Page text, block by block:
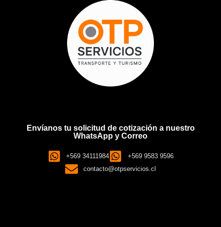
Envíanos tu solicitud de cotización a nuestro
WhatsApp y Correo
+569 34111984
+569 9583 9596
contacto@otpservicios.cl